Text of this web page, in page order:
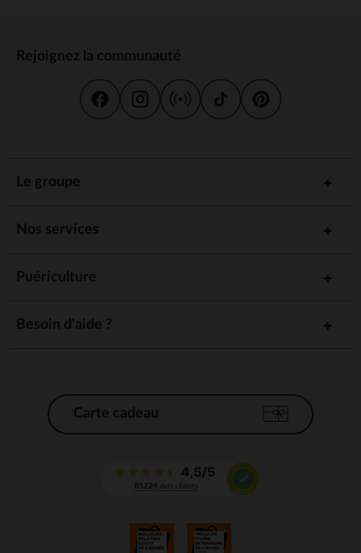
Rejoignez la communauté
Le groupe
Nos services
Puériculture
Besoin d'aide ?
Carte cadeau